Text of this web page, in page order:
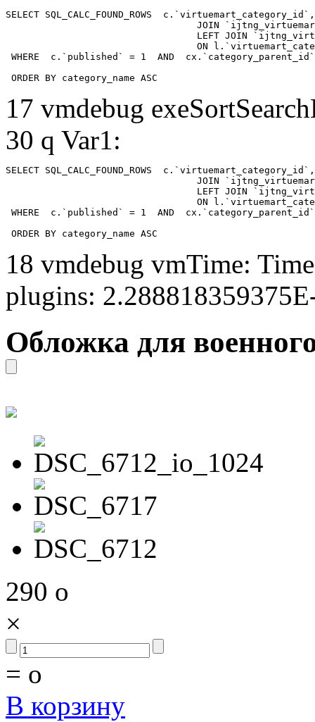
SELECT SQL_CALC_FOUND_ROWS
WHERE  c.`published` = 1  AND
ORDER BY category_name ASC
17 vmdebug
30 q Var1:
SELECT SQL_CALC_FOUND_ROWS
WHERE  c.`published` = 1  AND
ORDER BY category_name ASC
18 vmdebug vmTime:
plugins:
Обложка для
290 o
×
= o
В корзину